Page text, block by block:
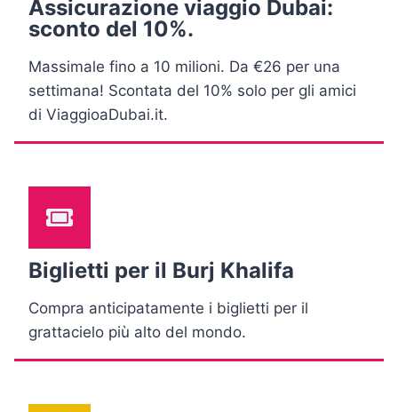
Assicurazione viaggio Dubai:
sconto del 10%.
Massimale fino a 10 milioni. Da €26 per una
settimana! Scontata del 10% solo per gli amici
di ViaggioaDubai.it.
Biglietti per il Burj Khalifa
Compra anticipatamente i biglietti per il
grattacielo più alto del mondo.